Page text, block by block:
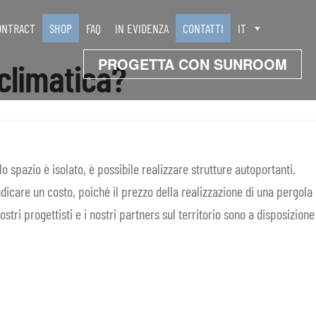
SHOP FAQ IN EVIDENZA CONTATTI IT
PROGETTA CON SUNROOM
spazio è isolato, è possibile realizzare strutture autoportanti.
un costo, poiché il prezzo della realizzazione di una pergola
progettisti e i nostri partners sul territorio sono a disposizione